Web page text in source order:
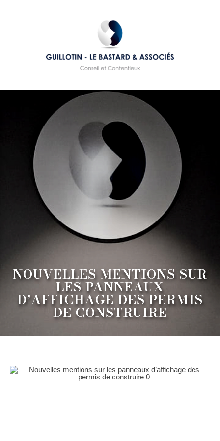
NOUVELLES MENTIONS SUR
LES PANNEAUX
D’AFFICHAGE DES PERMIS
DE CONSTRUIRE